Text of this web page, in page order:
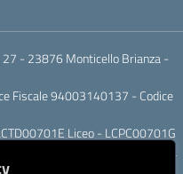
27 - 23876 Monticello Brianza -
Fiscale 94003140137 - Codice
Liceo - LCPC00701G
Posta elettronica